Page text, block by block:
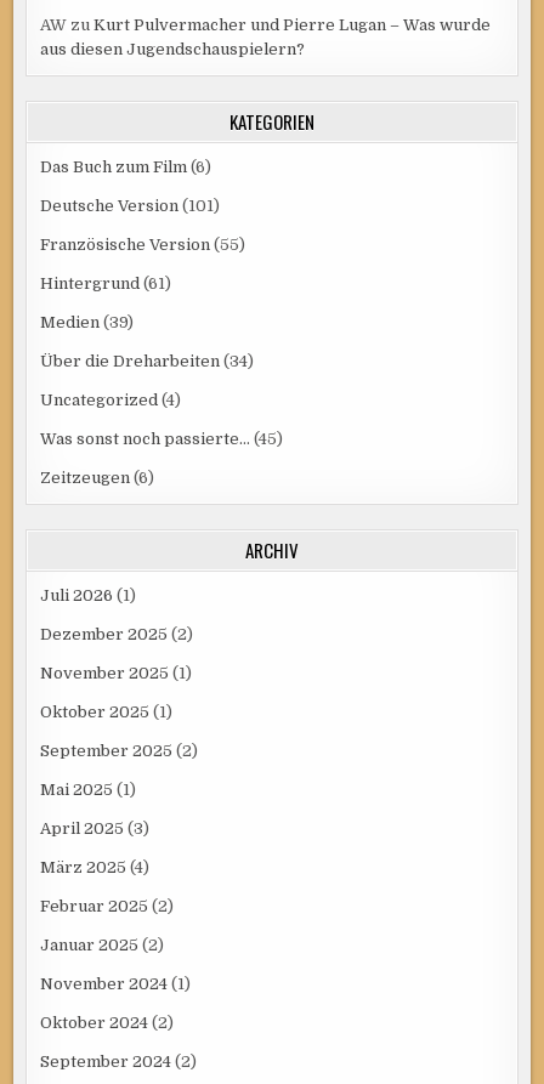
AW zuKurt Pulvermacher und Pierre Lugan – Was wurde
aus diesen Jugendschauspielern?
KATEGORIEN
Das Buch zum Film (6)
Deutsche Version (101)
Französische Version (55)
Hintergrund (61)
Medien (39)
Über die Dreharbeiten (34)
Uncategorized (4)
Was sonst noch passierte… (45)
Zeitzeugen (6)
ARCHIV
Juli 2026 (1)
Dezember 2025 (2)
November 2025 (1)
Oktober 2025 (1)
September 2025 (2)
Mai 2025 (1)
April 2025 (3)
März 2025 (4)
Februar 2025 (2)
Januar 2025 (2)
November 2024 (1)
Oktober 2024 (2)
September 2024 (2)